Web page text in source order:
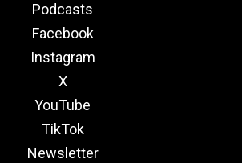
Podcasts
Facebook
Instagram
X
YouTube
TikTok
Newsletter